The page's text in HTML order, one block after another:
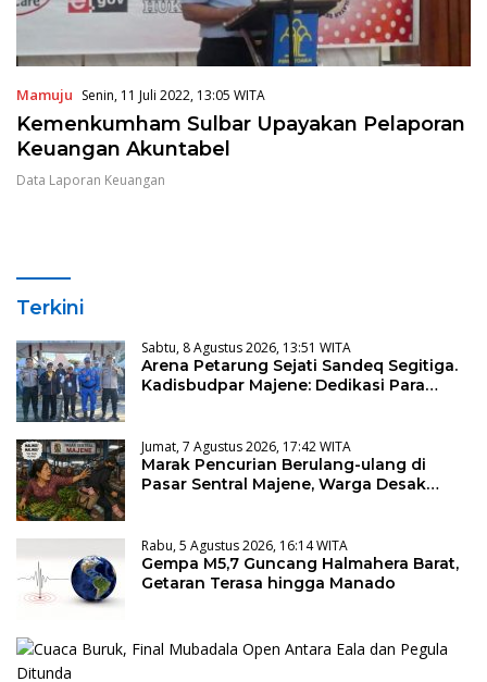
Mamuju Senin, 11 Juli 2022, 13:05 WITA
Kemenkumham Sulbar Upayakan Pelaporan
Keuangan Akuntabel
Data Laporan Keuangan
Terkini
Sabtu, 8 Agustus 2026, 13:51 WITA
Arena Petarung Sejati Sandeq Segitiga.
Kadisbudpar Majene: Dedikasi Para
Jumat, 7 Agustus 2026, 17:42 WITA
Marak Pencurian Berulang-ulang di
Pasar Sentral Majene, Warga Desak
Rabu, 5 Agustus 2026, 16:14 WITA
Gempa M5,7 Guncang Halmahera Barat,
Getaran Terasa hingga Manado